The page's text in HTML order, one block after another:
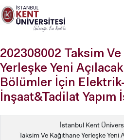
Lütfen
dikkat:
Bu
bir
erişilebilirlik
sistemi
içerir.
202308002 Taksim Ve
Yerleşke Yeni
Bölümler İçin
İnşaat&Tadilat
İstanbul Kent
Taksim Ve Kağıthane Yerleşke Yeni